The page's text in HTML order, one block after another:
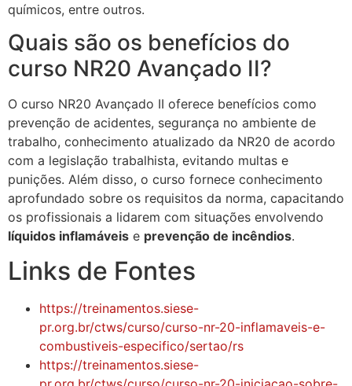
químicos, entre outros.
Quais são os benefícios do
curso NR20 Avançado II?
O curso NR20 Avançado II oferece benefícios como
prevenção de acidentes, segurança no ambiente de
trabalho, conhecimento atualizado da NR20 de acordo
com a legislação trabalhista, evitando multas e
punições. Além disso, o curso fornece conhecimento
aprofundado sobre os requisitos da norma, capacitando
os profissionais a lidarem com situações envolvendo
líquidos inflamáveis e prevenção de incêndios.
Links de Fontes
https://treinamentos.siese-
pr.org.br/ctws/curso/curso-nr-20-inflamaveis-e-
combustiveis-especifico/sertao/rs
https://treinamentos.siese-